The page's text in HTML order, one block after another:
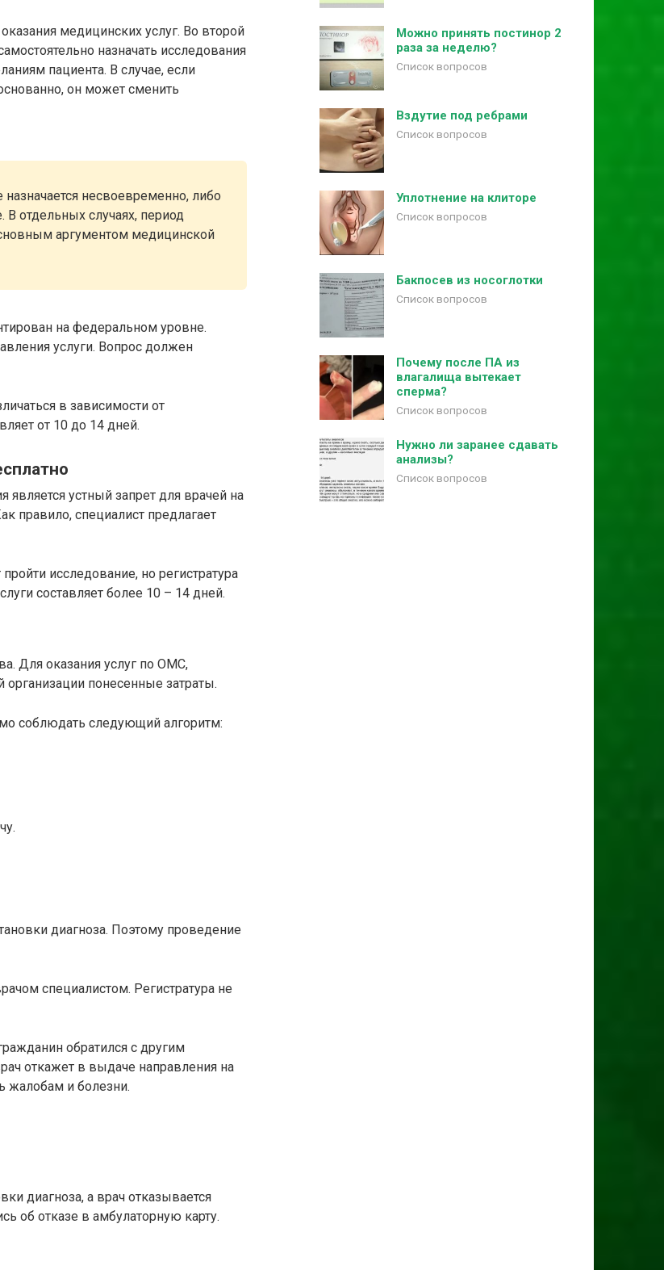
медицинских услуг. Во второй
назначать исследования
пациента. В случае, если
он может сменить
несвоевременно, либо
В отдельных случаях, период
аргументом медицинской
на федеральном уровне.
услуги. Вопрос должен
в зависимости от
от 10 до 14 дней.
является устный запрет для врачей на
правило, специалист предлагает
исследование, но регистратура
составляет более 10 – 14 дней.
Для оказания услуг по ОМС,
понесенные затраты.
соблюдать следующий алгоритм:
диагноза. Поэтому проведение
специалистом. Регистратура не
обратился с другим
откажет в выдаче направления на
жалобам и болезни.
диагноза, а врач отказывается
об отказе в амбулаторную карту.
Можно принять постинор 2
раза за неделю?
Список вопросов
Вздутие под ребрами
Список вопросов
Уплотнение на клиторе
Список вопросов
Бакпосев из носоглотки
Список вопросов
Почему после ПА из
влагалища вытекает
сперма?
Список вопросов
Нужно ли заранее сдавать
анализы?
Список вопросов